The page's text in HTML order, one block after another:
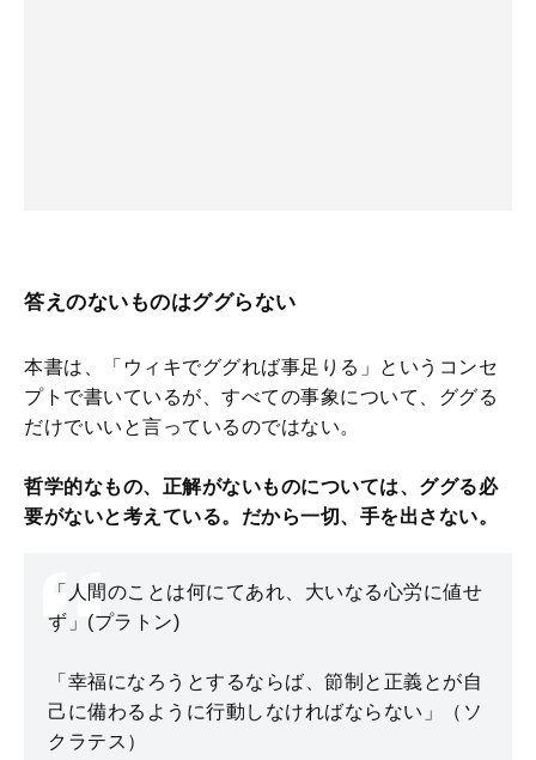
答えのないものはググらない
本書は、「ウィキでググれば事足りる」というコンセ
プトで書いているが、すべての事象について、ググる
だけでいいと言っているのではない。
哲学的なもの、正解がないものについては、ググる必
要がないと考えている。だから一切、手を出さない。
「人間のことは何にてあれ、大いなる心労に値せ
ず」(プラトン)
「幸福になろうとするならば、節制と正義とが自
己に備わるように行動しなければならない」（ソ
クラテス）